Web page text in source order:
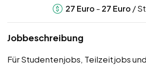
27 Euro - 27 Euro /
Jobbeschreibung
Für Studentenjobs, Teilzeitjobs